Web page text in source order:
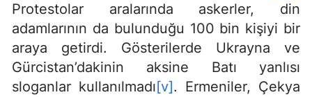
Protestolar aralarında askerler, din
adamlarının da bulunduğu 100 bin kişiyi bir
araya getirdi. Gösterilerde Ukrayna ve
Gürcistan’dakinin aksine Batı yanlısı
sloganlar kullanılmadı[v]. Ermeniler, Çekya